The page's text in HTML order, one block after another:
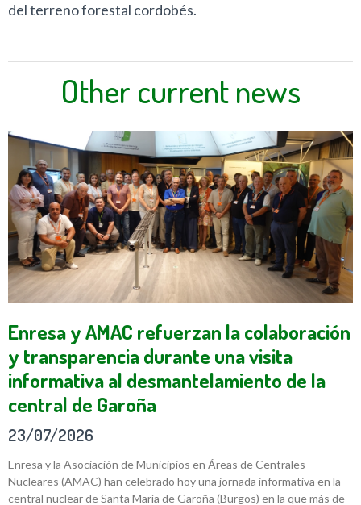
del terreno forestal cordobés.
Other current news
Enresa y AMAC refuerzan la colaboración
y transparencia durante una visita
informativa al desmantelamiento de la
central de Garoña
23/07/2026
Enresa y la Asociación de Municipios en Áreas de Centrales
Nucleares (AMAC) han celebrado hoy una jornada informativa en la
central nuclear de Santa María de Garoña (Burgos) en la que más de